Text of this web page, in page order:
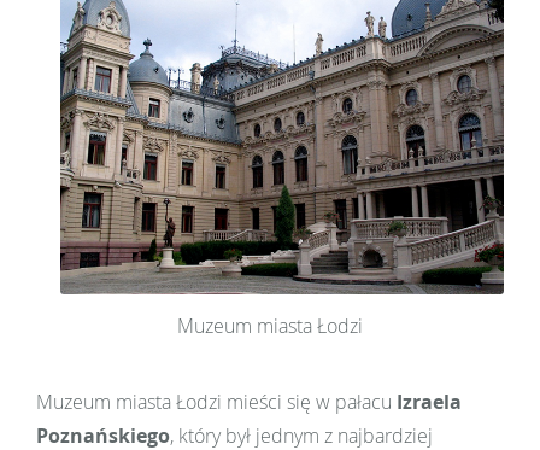
Muzeum miasta Łodzi
Muzeum miasta Łodzi mieści się w pałacu Izraela
Poznańskiego, który był jednym z najbardziej